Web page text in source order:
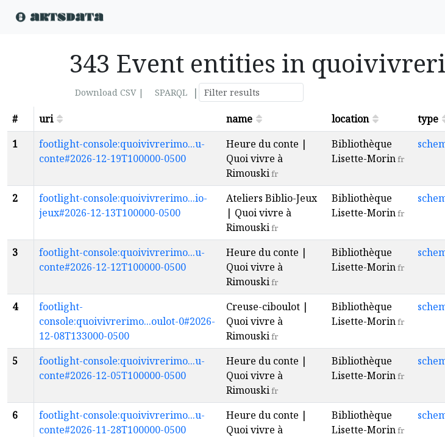
343 Event entities in
Download CSV | SPARQL
|
#
uri name location type
1
footlight-console:quoivivrerimo...u-
conte#2026-12-19T100000-0500
Heure du conte |
Quoi vivre à
Rimouskifr
Bibliothèque
Lisette-Morinfr
2
footlight-console:quoivivrerimo...io-
jeux#2026-12-13T100000-0500
Ateliers Biblio-Jeux
| Quoi vivre à
Rimouskifr
Bibliothèque
Lisette-Morinfr
3
footlight-console:quoivivrerimo...u-
conte#2026-12-12T100000-0500
Heure du conte |
Quoi vivre à
Rimouskifr
Bibliothèque
Lisette-Morinfr
4
footlight-
console:quoivivrerimo...oulot-0#2026-
12-08T133000-0500
Creuse-ciboulot |
Quoi vivre à
Rimouskifr
Bibliothèque
Lisette-Morinfr
5
footlight-console:quoivivrerimo...u-
conte#2026-12-05T100000-0500
Heure du conte |
Quoi vivre à
Rimouskifr
Bibliothèque
Lisette-Morinfr
6
footlight-console:quoivivrerimo...u-
conte#2026-11-28T100000-0500
Heure du conte |
Quoi vivre à
Bibliothèque
Lisette-Morinfr